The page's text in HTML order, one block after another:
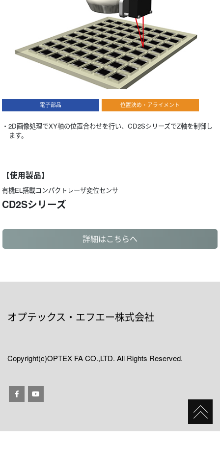
電子部品 位置決め・アライメント
・2D画像処理でXY軸の位置合わせを行い、CD2SシリーズでZ軸を制御し
ます。
【使用製品】
有機EL搭載コンパクトレーザ変位センサ
CD2Sシリーズ
詳細はこちらへ
オプテックス・エフエー株式会社
Copyright(c)OPTEX FA CO.,LTD. All Rights Reserved.